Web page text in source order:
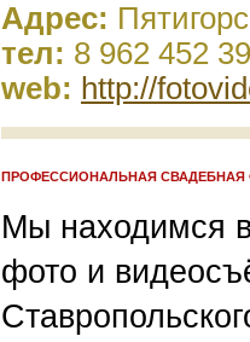
Адрес:
тел: 8 962 452
web: http://
ПРОФЕССИОНАЛЬНАЯ СВАДЕБНАЯ
Мы находимся в
фото и